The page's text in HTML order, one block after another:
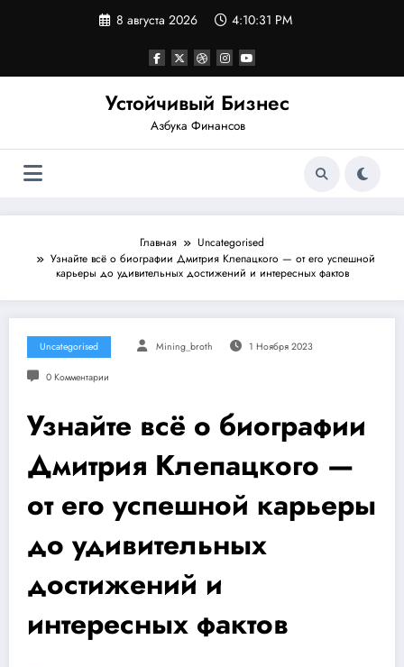
8 августа 2026 4:10:32 PM
Устойчивый Бизнес
Азбука Финансов
Главная
Uncategorised
Узнайте всё о биографии Дмитрия Клепацкого — от его успешной
карьеры до удивительных достижений и интересных фактов
Uncategorised Mining_broth 1 Ноября 2023
0 Комментарии
Узнайте всё о биографии
Дмитрия Клепацкого —
от его успешной карьеры
до удивительных
достижений и
интересных фактов